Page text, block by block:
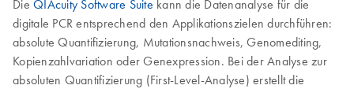
Die QIAcuity Software Suite kann die Datenanalyse für die
digitale PCR entsprechend den Applikationszielen durchführen:
absolute Quantifizierung, Mutationsnachweis, Genomediting,
Kopienzahlvariation oder Genexpression. Bei der Analyse zur
absoluten Quantifizierung (First-Level-Analyse) erstellt die